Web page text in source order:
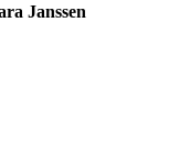
Janssen